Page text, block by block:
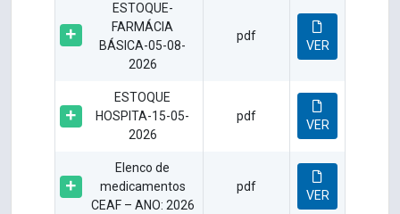
ESTOQUE-
FARMÁCIA
BÁSICA-05-08-
2026
pdf
VER
ESTOQUE
HOSPITA-15-05-
2026
pdf
VER
Elenco de
medicamentos
CEAF – ANO: 2026
pdf
VER